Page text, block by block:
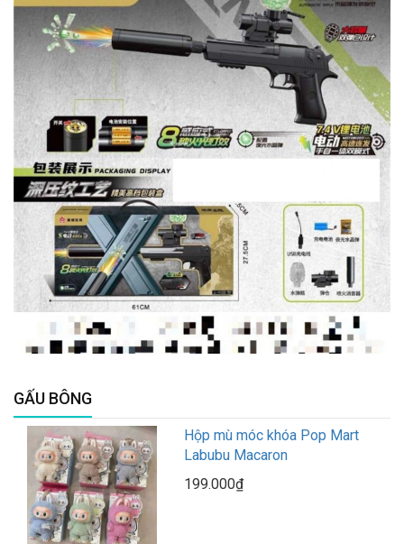
GẤU BÔNG
Hộp mù móc khóa Pop Mart
Labubu Macaron
199.000₫